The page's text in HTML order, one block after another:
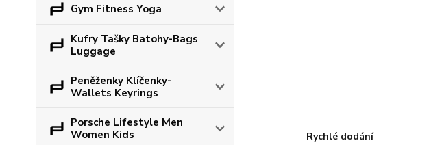
Gym Fitness Yoga
Kufry Tašky Batohy-Bags
Luggage
Peněženky Klíčenky-
Wallets Keyrings
Porsche Lifestyle Men
Women Kids
Rychlé dodání